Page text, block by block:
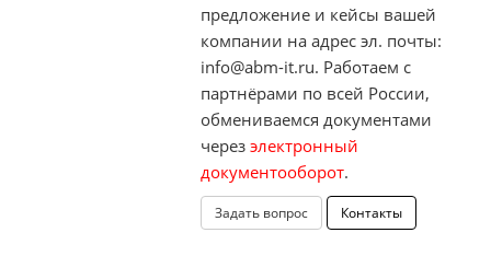
предложение и кейсы вашей
компании на адрес эл. почты:
info@abm-it.ru. Работаем с
партнёрами по всей России,
обмениваемся документами
через электронный
документооборот.
Задать вопрос Контакты